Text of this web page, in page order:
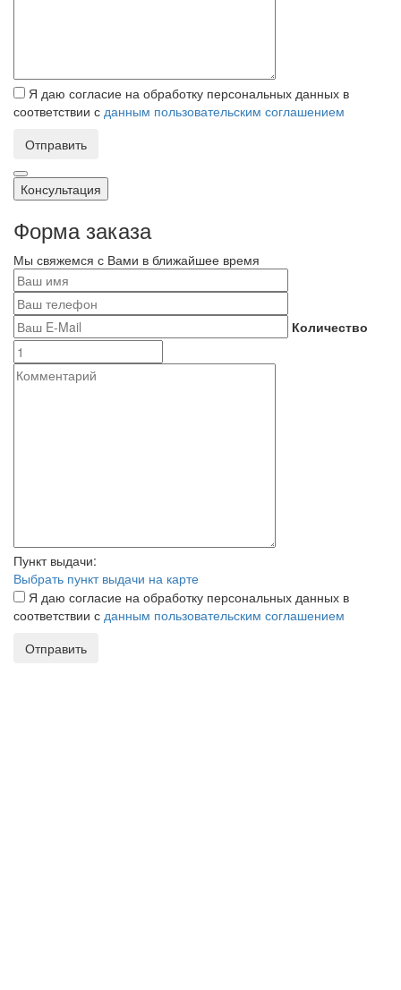
Я даю согласие на обработку персональных данных в
соответствии с данным пользовательским соглашением
Отправить
Консультация
Форма заказа
Мы свяжемся с Вами в ближайшее время
Количество
Пункт выдачи:
Выбрать пункт выдачи на карте
Я даю согласие на обработку персональных данных в
соответствии с данным пользовательским соглашением
Отправить